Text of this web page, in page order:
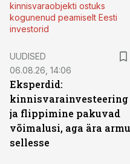
kinnisvaraobjekti ostuks
kogunenud peamiselt Eesti
investorid
UUDISED
06.08.26, 14:06
Eksperdid:
kinnisvarainvesteering
ja flippimine pakuvad
võimalusi, aga ära armu
sellesse